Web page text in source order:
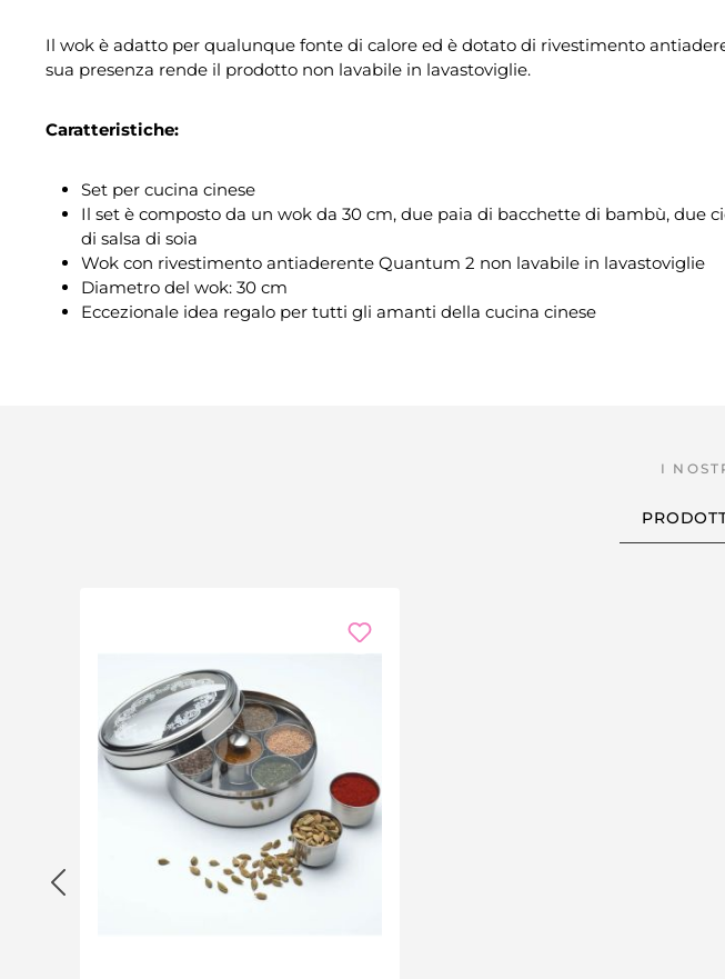
Il wok è adatto per qualunque fonte di calore ed è dotato di rivestimento
sua presenza rende il prodotto non lavabile in lavastoviglie.
Caratteristiche:
Set per cucina cinese
Il set è composto da un wok da 30 cm, due paia di bacchette di bambù, due
di salsa di soia
Wok con rivestimento antiaderente Quantum 2 non lavabile in lavastoviglie
Diametro del wok: 30 cm
Eccezionale idea regalo per tutti gli amanti della cucina cinese